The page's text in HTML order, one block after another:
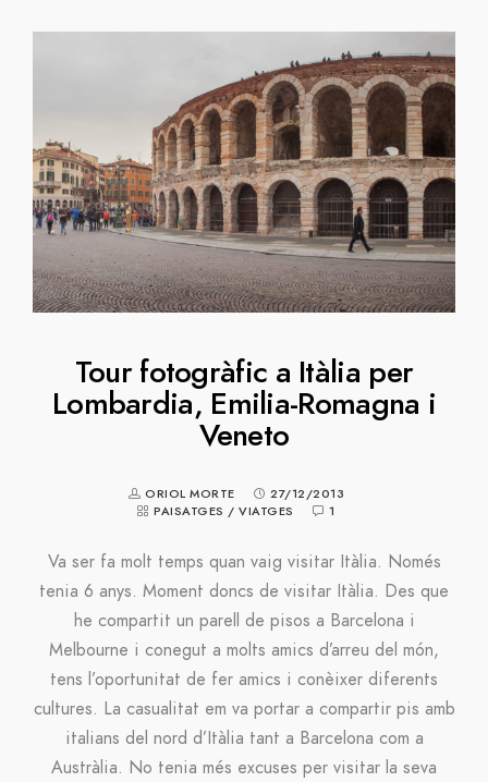
Tour fotogràfic a Itàlia per
Lombardia, Emilia-Romagna i
Veneto
ORIOL MORTE
27/12/2013
PAISATGES /VIATGES 1
Va ser fa molt temps quan vaig visitar Itàlia. Només
tenia 6 anys. Moment doncs de visitar Itàlia. Des que
he compartit un parell de pisos a Barcelona i
Melbourne i conegut a molts amics d’arreu del món,
tens l’oportunitat de fer amics i conèixer diferents
cultures. La casualitat em va portar a compartir pis amb
italians del nord d’Itàlia tant a Barcelona com a
Austràlia. No tenia més excuses per visitar la seva